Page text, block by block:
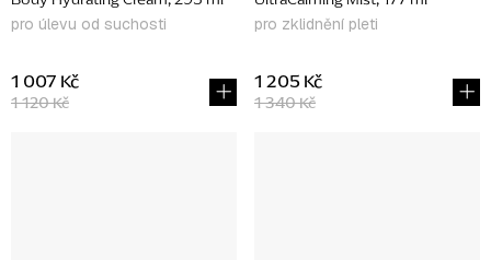
pro úlevu od suchosti
1 120 Kč
1 007 Kč
pro zklidnění pleti
1 340 Kč
1 205 Kč